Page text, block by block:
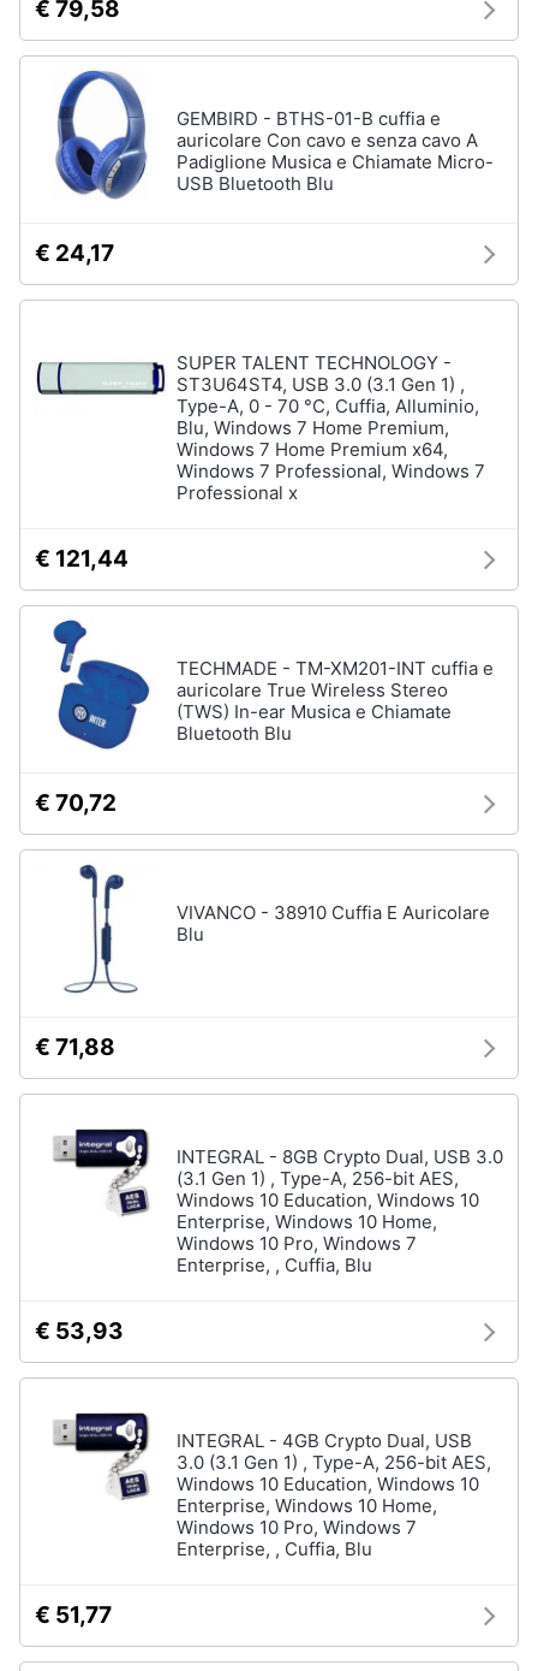
€ 79,58
GEMBIRD - BTHS-01-B cuffia e
auricolare Con cavo e senza cavo A
Padiglione Musica e Chiamate Micro-
USB Bluetooth Blu
€ 24,17
SUPER TALENT TECHNOLOGY -
ST3U64ST4, USB 3.0 (3.1 Gen 1) ,
Type-A, 0 - 70 °C, Cuffia, Alluminio,
Blu, Windows 7 Home Premium,
Windows 7 Home Premium x64,
Windows 7 Professional, Windows 7
Professional x
€ 121,44
TECHMADE - TM-XM201-INT cuffia e
auricolare True Wireless Stereo
(TWS) In-ear Musica e Chiamate
Bluetooth Blu
€ 70,72
VIVANCO - 38910 Cuffia E Auricolare
Blu
€ 71,88
INTEGRAL - 8GB Crypto Dual, USB 3.0
(3.1 Gen 1) , Type-A, 256-bit AES,
Windows 10 Education, Windows 10
Enterprise, Windows 10 Home,
Windows 10 Pro, Windows 7
Enterprise, , Cuffia, Blu
€ 53,93
INTEGRAL - 4GB Crypto Dual, USB
3.0 (3.1 Gen 1) , Type-A, 256-bit AES,
Windows 10 Education, Windows 10
Enterprise, Windows 10 Home,
Windows 10 Pro, Windows 7
Enterprise, , Cuffia, Blu
€ 51,77